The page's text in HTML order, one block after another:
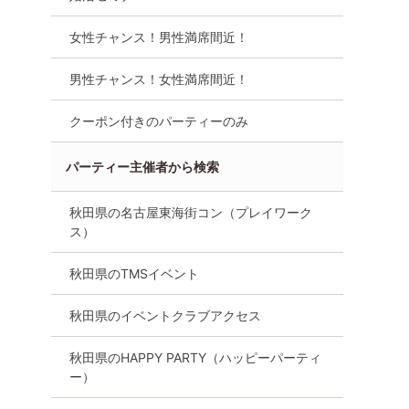
女性チャンス！男性満席間近！
男性チャンス！女性満席間近！
クーポン付きのパーティーのみ
パーティー主催者から検索
秋田県の名古屋東海街コン（プレイワーク
ス）
秋田県のTMSイベント
秋田県のイベントクラブアクセス
秋田県のHAPPY PARTY（ハッピーパーティ
ー）